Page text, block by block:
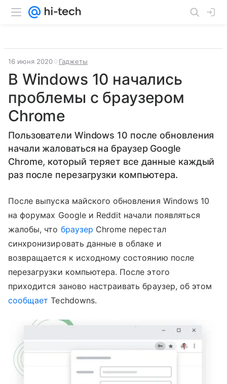
16 июня 2020 Гаджеты
В Windows 10 начались
проблемы с браузером
Chrome
Пользователи Windows 10 после обновления
начали жаловаться на браузер Google
Chrome, который теряет все данные каждый
раз после перезагрузки компьютера.
После выпуска майского обновления Windows 10
на форумах Google и Reddit начали появляться
жалобы, что браузер Chrome перестал
синхронизировать данные в облаке и
возвращается к исходному состоянию после
перезагрузки компьютера. После этого
приходится заново настраивать браузер, об этом
сообщает Techdowns.